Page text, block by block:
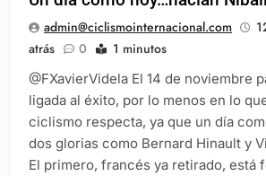
admin@ciclismointernacional.com
atrás
0 1 minutos
@FXavierVidela El 14 de noviembre
ligada al éxito, por lo menos en lo
ciclismo respecta, ya que un día
dos glorias como Bernard Hinault y
El primero, francés ya retirado, está